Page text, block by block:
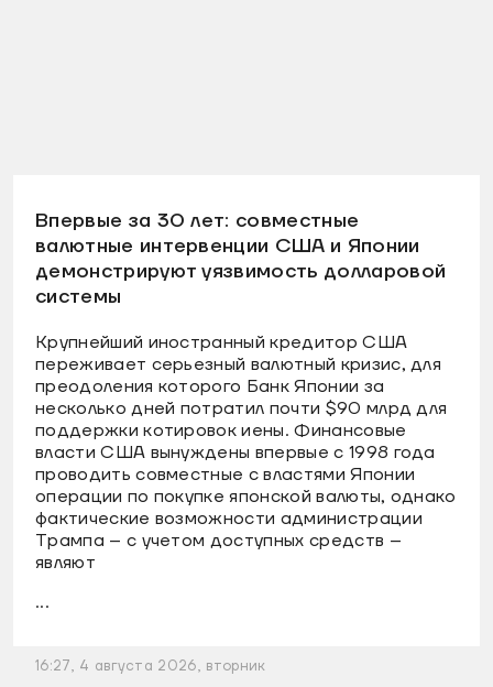
Впервые за 30 лет: совместные
валютные интервенции США и Японии
демонстрируют уязвимость долларовой
системы
Крупнейший иностранный кредитор США
переживает серьезный валютный кризис, для
преодоления которого Банк Японии за
несколько дней потратил почти $90 млрд для
поддержки котировок иены. Финансовые
власти США вынуждены впервые с 1998 года
проводить совместные с властями Японии
операции по покупке японской валюты, однако
фактические возможности администрации
Трампа – с учетом доступных средств –
являют
...
16:27, 4 августа 2026, вторник